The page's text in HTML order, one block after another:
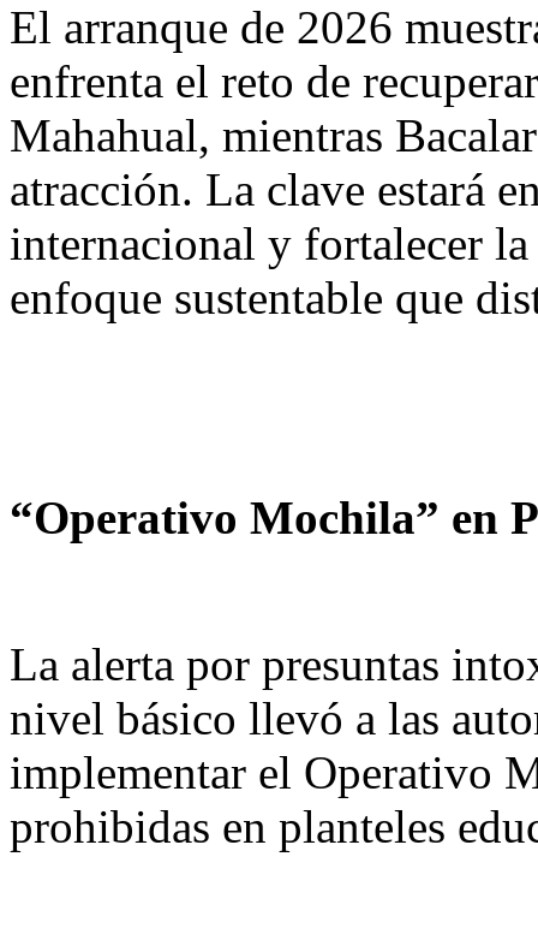
El arranque de 2026
enfrenta el reto de
Mahahual, mientras
atracción. La clave estará
internacional y fortalecer
enfoque sustentable que
“Operativo Mochila” en
La alerta por presuntas
nivel básico llevó a las
implementar el Operativo
prohibidas en planteles